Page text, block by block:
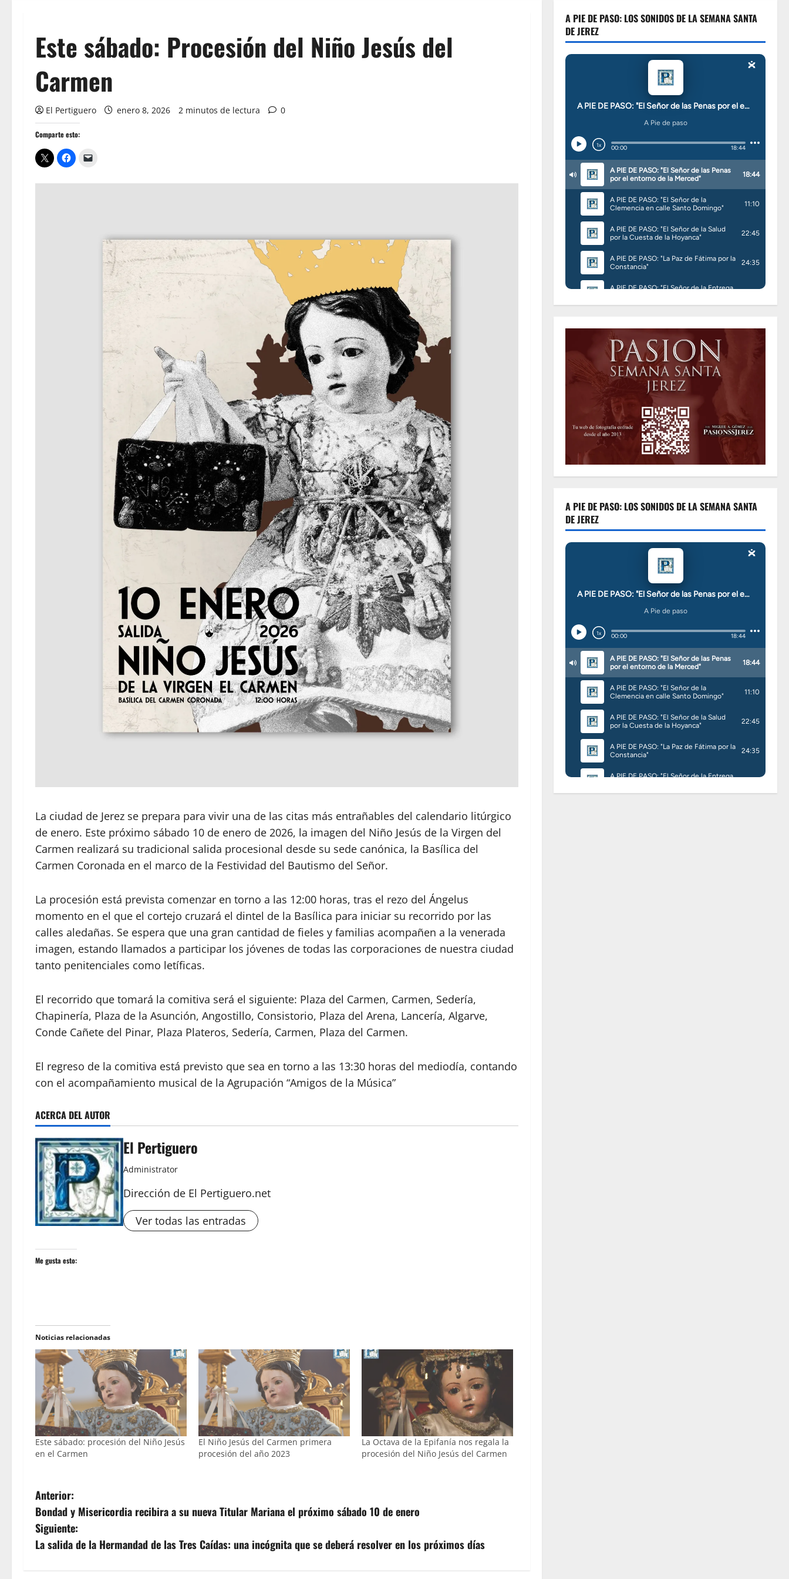
Este sábado: Procesión del Niño Jesús del
Carmen
El Pertiguero enero 8, 2026 2 minutos de lectura 0
Comparte esto:
La ciudad de Jerez se prepara para vivir una de las citas más entrañables del calendario litúrgico
de enero. Este próximo sábado 10 de enero de 2026, la imagen del Niño Jesús de la Virgen del
Carmen realizará su tradicional salida procesional desde su sede canónica, la Basílica del
Carmen Coronada en el marco de la Festividad del Bautismo del Señor.
La procesión está prevista comenzar en torno a las 12:00 horas, tras el rezo del Ángelus
momento en el que el cortejo cruzará el dintel de la Basílica para iniciar su recorrido por las
calles aledañas. Se espera que una gran cantidad de fieles y familias acompañen a la venerada
imagen, estando llamados a participar los jóvenes de todas las corporaciones de nuestra ciudad
tanto penitenciales como letíficas.
El recorrido que tomará la comitiva será el siguiente: Plaza del Carmen, Carmen, Sedería,
Chapinería, Plaza de la Asunción, Angostillo, Consistorio, Plaza del Arena, Lancería, Algarve,
Conde Cañete del Pinar, Plaza Plateros, Sedería, Carmen, Plaza del Carmen.
El regreso de la comitiva está previsto que sea en torno a las 13:30 horas del mediodía, contando
con el acompañamiento musical de la Agrupación “Amigos de la Música”
ACERCA DEL AUTOR
El Pertiguero
Administrator
Dirección de El Pertiguero.net
Ver todas las entradas
Me gusta esto:
Noticias relacionadas
Este sábado: procesión del Niño Jesús
en el Carmen
El Niño Jesús del Carmen primera
procesión del año 2023
La Octava de la Epifanía nos regala la
procesión del Niño Jesús del Carmen
N
a
v
Anterior:
Bondad y Misericordia recibira a su nueva Titular Mariana el próximo sábado 10 de enero
Siguiente:
La salida de la Hermandad de las Tres Caídas: una incógnita que se deberá resolver en los próximos días
A PIE DE PASO: LOS SONIDOS DE LA SEMANA SANTA
DE JEREZ
A PIE DE PASO: LOS SONIDOS DE LA SEMANA SANTA
DE JEREZ